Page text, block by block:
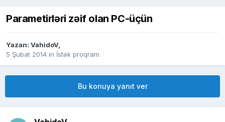
Parametirləri zəif olan PC-üçün
Yazan: VahidoV,
5 Şubat 2014 in İstək proqram
Bu konuya yanıt ver